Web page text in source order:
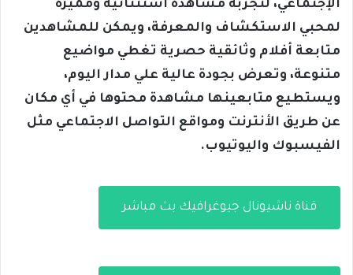
الإجتماعي، لتجربة مشاهدة استثنائية ومميزة
لمحبي الاستكشاف والمعرفة، ويمكن للمشاهدين
متابعة أفلام وثائقية حصرية تغطي مواضيع
متنوعة، وتعرض بجودة عالية علي مدار اليوم،
ويستطيع متابعينها مشاهدة محتوها في أي مكان
عن طريق الأنترنت ومواقع التواصل الاجتماعي مثل
الفيسبوك واليوتيوب.
قناة ناشيونال جيوغرافيك بث مباشر